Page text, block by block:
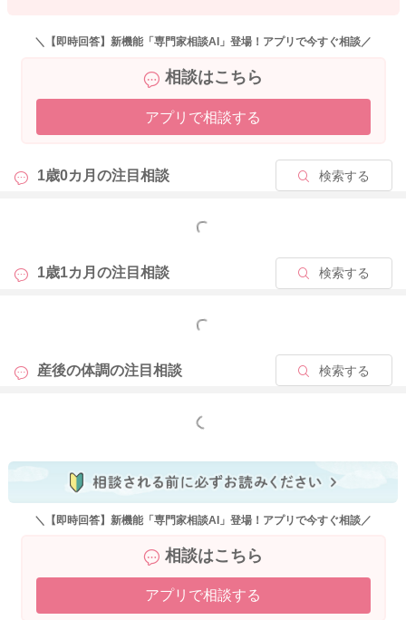
＼【即時回答】新機能「専門家相談AI」登場！アプリで今すぐ相談／
相談はこちら
アプリで相談する
1歳0カ月の注目相談 検索する
もっと見る
1歳1カ月の注目相談 検索する
もっと見る
産後の体調の注目相談 検索する
もっと見る
＼【即時回答】新機能「専門家相談AI」登場！アプリで今すぐ相談／
相談はこちら
アプリで相談する